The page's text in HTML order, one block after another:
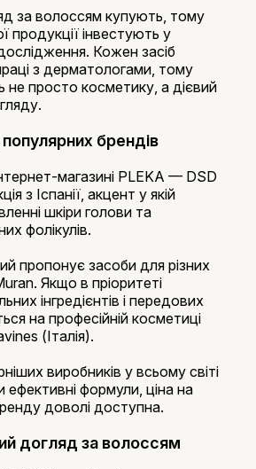
за волоссям купують, тому
продукції інвестують у
Кожен засіб
з дерматологами, тому
не просто косметику, а дієвий
брендів
магазині PLEKA — DSD
з Іспанії, акцент у якій
шкіри голови та
фолікулів.
пропонує засоби для різних
Якщо в пріоритеті
інгредієнтів і передових
на професійній косметиці
(Італія).
виробників у всьому світі
формули, ціна на
доволі доступна.
догляд за волоссям